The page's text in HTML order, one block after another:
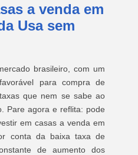
a venda em
Usa sem
brasileiro, com um
para compra de
que nem se sabe ao
Pare agora e reflita: pode
em casas a venda em
conta da baixa taxa de
de aumento dos